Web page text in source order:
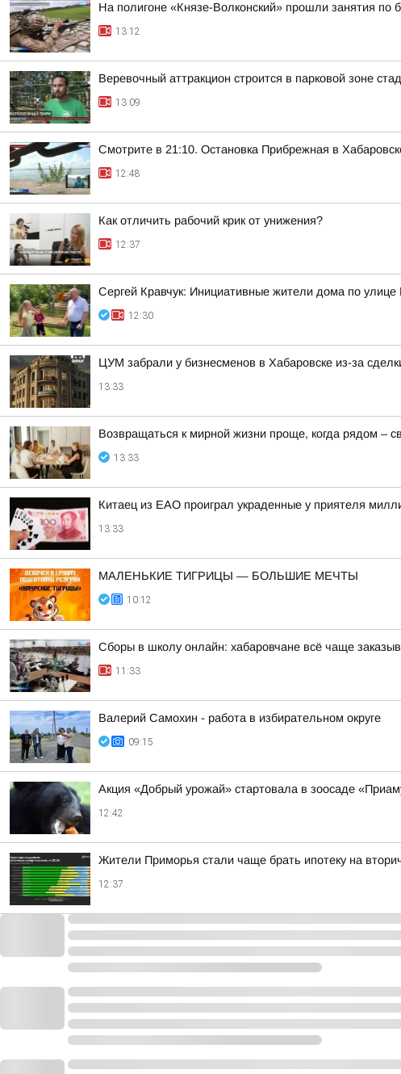
На полигоне «Князе-Волконский» прошли занятия по
13:12
Веревочный аттракцион строится в парковой зоне
13:09
Смотрите в 21:10. Остановка Прибрежная в
12:48
Как отличить рабочий крик от унижения?
12:37
Сергей Кравчук: Инициативные жители дома по
12:30
ЦУМ забрали у бизнесменов в Хабаровске из-за
13:33
Возвращаться к мирной жизни проще, когда рядом –
13:33
Китаец из ЕАО проиграл украденные у приятеля
13:33
МАЛЕНЬКИЕ ТИГРИЦЫ — БОЛЬШИЕ МЕЧТЫ
10:12
Сборы в школу онлайн: хабаровчане всё чаще
11:33
Валерий Самохин - работа в избирательном округе
09:15
Акция «Добрый урожай» стартовала в зоосаде
12:42
Жители Приморья стали чаще брать ипотеку на
12:37